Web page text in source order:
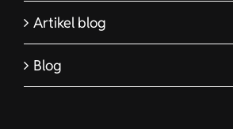
Artikel blog
Blog